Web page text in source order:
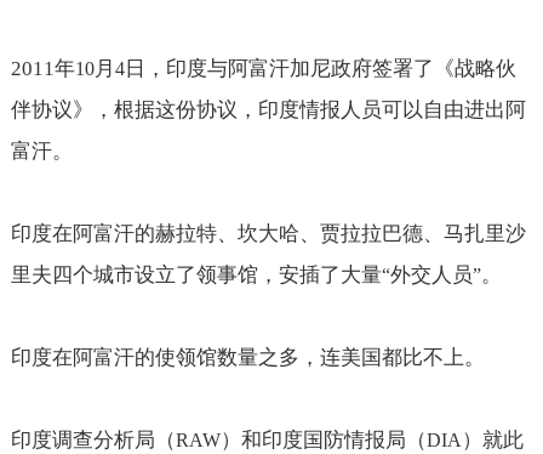
2011年10月 4日，印度与阿富汗加尼政府签署了《战略伙
伴协议》，根据这份协议，印度情报人员可以自由进出阿
富汗。
印度在阿富汗的赫拉特、坎大哈、贾拉拉巴德、马扎里沙
里夫四个城市设立了领事馆，安插了大量“外交人员”。
印度在阿富汗的使领馆数量之多，连美国都比不上。
印度调查分析局（RAW）和印度国防情报局（DIA）就此